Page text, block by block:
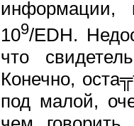
109/EDH.
что
Конечно,
под малой,